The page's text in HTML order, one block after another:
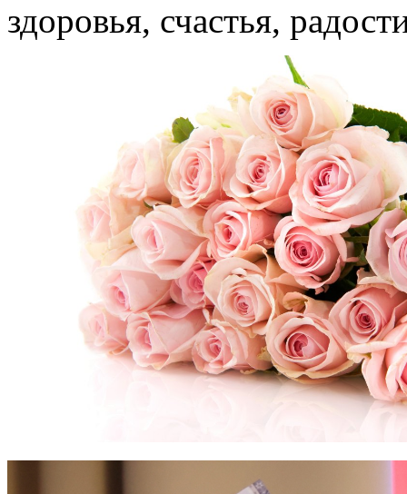
здоровья, счастья,